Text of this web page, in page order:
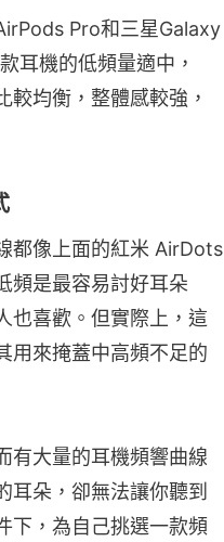
Pro和三星Galaxy
耳機的低頻量適中，
均衡，整體感較強，
都像上面的紅米 AirDots
頻是最容易討好耳朵
也喜歡。但實際上，這
用來掩蓋中高頻不足的
有大量的耳機頻響曲線
耳朵，卻無法讓你聽到
下，為自己挑選一款頻